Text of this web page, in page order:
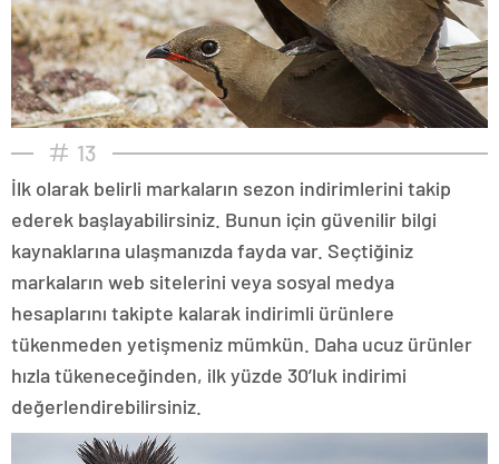
13
İlk olarak belirli markaların sezon indirimlerini takip
ederek başlayabilirsiniz. Bunun için güvenilir bilgi
kaynaklarına ulaşmanızda fayda var. Seçtiğiniz
markaların web sitelerini veya sosyal medya
hesaplarını takipte kalarak indirimli ürünlere
tükenmeden yetişmeniz mümkün. Daha ucuz ürünler
hızla tükeneceğinden, ilk yüzde 30’luk indirimi
değerlendirebilirsiniz.